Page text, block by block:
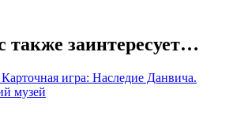
также заинтересует…
игра: Наследие Данвича.
музей